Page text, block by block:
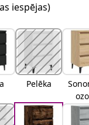
iespējas)
Pelēka